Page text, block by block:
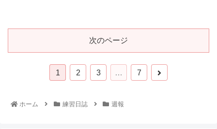
次のページ
1 2 3 … 7
ホーム 練習日誌 週報